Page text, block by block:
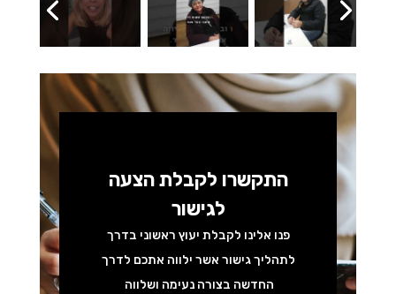
התקשרו לקבלת הצעה
לגישור
פנו אלינו לקבלת יעוץ ראשוני בדרך
לתהליך גישור אשר ילווה אתכם לדרך
החדשה בצורה נעימה ושלווה